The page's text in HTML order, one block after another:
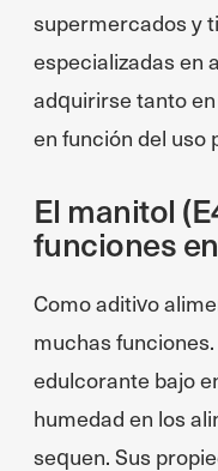
supermercados y
especializadas en
adquirirse tanto
en función del uso
El manitol
funciones
Como aditivo
muchas
edulcorante bajo
humedad en los
sequen. Sus